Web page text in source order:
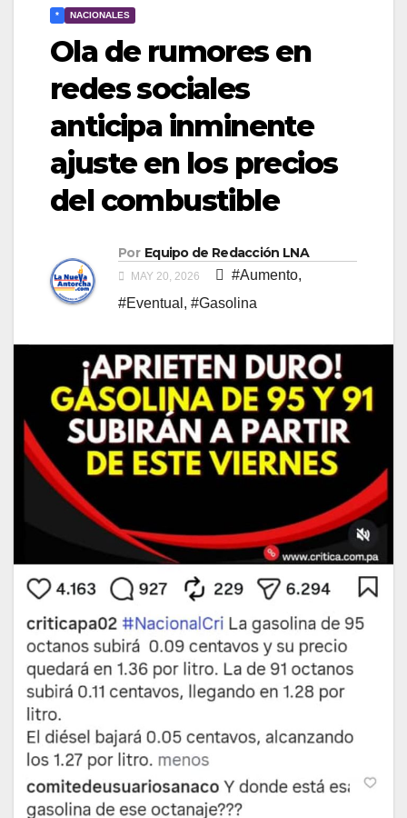
* NACIONALES
​Ola de rumores en
redes sociales
anticipa inminente
ajuste en los precios
del combustible
Por Equipo de Redacción LNA
MAY 20, 2026 #Aumento,
#Eventual , #Gasolina